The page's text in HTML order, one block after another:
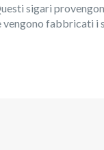
sigari
fabbricati i